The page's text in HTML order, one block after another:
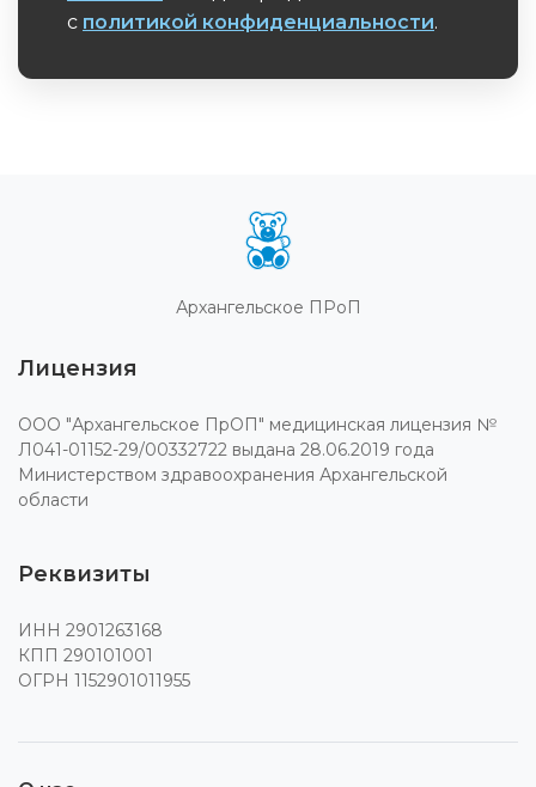
с политикой конфиденциальности.
Архангельское ПРоП
Лицензия
ООО "Архангельское ПрОП" медицинская лицензия №
Л041-01152-29/00332722 выдана 28.06.2019 года
Министерством здравоохранения Архангельской
области
Реквизиты
ИНН 2901263168
КПП 290101001
ОГРН 1152901011955